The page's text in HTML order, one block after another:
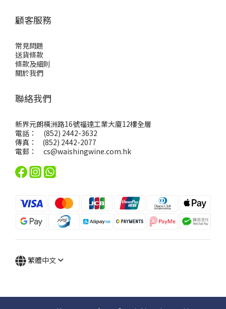
顧客服務
常見問題
送貨條款
條款及細則
關於我們
聯絡我們
新界元朗橫洲路16號福達工業大廈12樓全層
電話： (852) 2442-3632
傳真： (852) 2442-2077
電郵： cs@waishingwine.com.hk
繁體中文